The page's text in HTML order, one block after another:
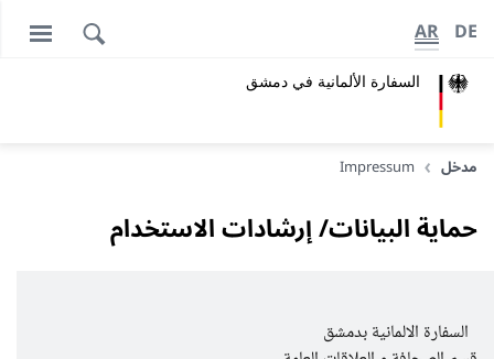
السفارة الألمانية في دمشق
DE
AR
مدخل Impressum
حماية البيانات/ إرشادات الاستخدام
السفارة الالمانية بدمشق